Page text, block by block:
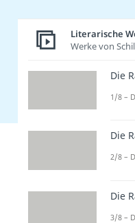
Literarische
Werke von
Die
1/8 –
Die
2/8 –
Die
3/8 –